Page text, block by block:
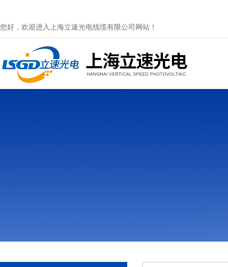
您好，欢迎进入上海立速光电线缆有限公司网站！